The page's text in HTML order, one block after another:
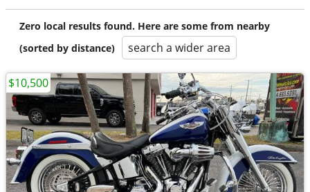
Zero local results found. Here are some from nearby
(sorted by distance)
search a wider area
$10,500